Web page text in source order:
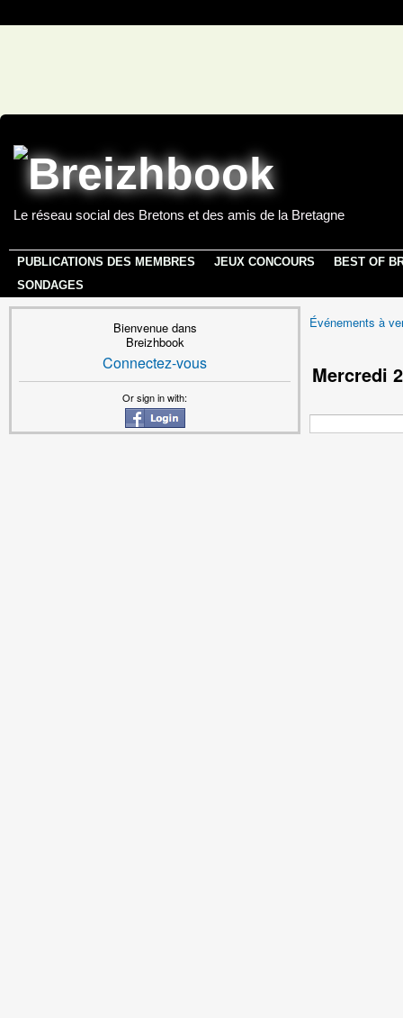
Le réseau social des Bretons et des amis de la Bretagne
PUBLICATIONS DES MEMBRES JEUX CONCOURS
BEST OF
SONDAGES
Bienvenue dans
Breizhbook
Connectez-vous
Or sign in with:
Événements à
Mercredi